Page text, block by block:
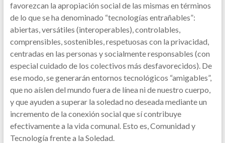
favorezcan la apropiación social de las mismas en términos
de lo que se ha denominado “tecnologías entrañables”:
abiertas, versátiles (interoperables), controlables,
comprensibles, sostenibles, respetuosas con la privacidad,
centradas en las personas y socialmente responsables (con
especial cuidado de los colectivos más desfavorecidos). De
ese modo, se generarán entornos tecnológicos “amigables”,
que no aíslen del mundo fuera de línea ni de nuestro cuerpo,
y que ayuden a superar la soledad no deseada mediante un
incremento de la conexión social que sí contribuye
efectivamente a la vida comunal. Esto es, Comunidad y
Tecnología frente a la Soledad.